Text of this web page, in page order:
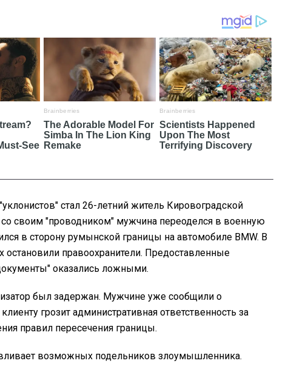
стал 26-летний житель Кировоградской
со своим "проводником" мужчина переоделся в военную
в сторону румынской границы на автомобиле BMW. В
остановили правоохранители. Предоставленные
оказались ложными.
был задержан. Мужчине уже сообщили о
грозит административная ответственность за
правил пересечения границы.
возможных подельников злоумышленника.